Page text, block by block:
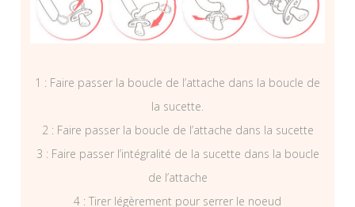
1 : Faire passer la boucle de l’attache dans la boucle de
la sucette.
2 : Faire passer la boucle de l’attache dans la sucette
3 : Faire passer l’intégralité de la sucette dans la boucle
de l’attache
4 : Tirer légèrement pour serrer le noeud